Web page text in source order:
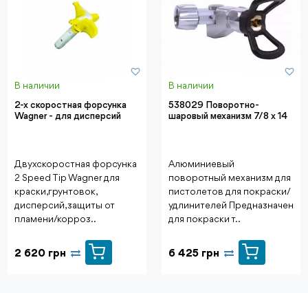
В наличии
2-х скоростная форсунка
Wagner - для дисперсий
Двухскоростная форсунка
2 Speed Tip Wagner для
краски,грунтовок,
дисперсий, защиты от
пламени/корроз..
2 620 грн
В наличии
538029 Поворотно-
шаровый механизм 7/8 х 14
Алюминиевый
поворотный механизм для
пистолетов для покраски/
удлинителей Предназначен
для покраски т..
6 425 грн